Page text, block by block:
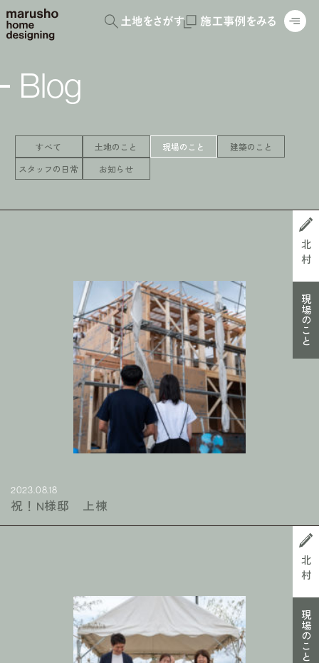
Blog
すべて 土地のこと 現場のこと
建築のこと
スタッフの日常
お知らせ
北村
現場のこと
2023.08.18
祝！N様邸 上棟
北村
現場のこと